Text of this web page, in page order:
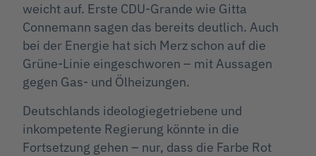
weicht auf. Erste CDU-Grande wie Gitta
Connemann sagen das bereits deutlich. Auch
bei der Energie hat sich Merz schon auf die
Grüne-Linie eingeschworen – mit Aussagen
gegen Gas- und Ölheizungen.
Deutschlands ideologiegetriebene und
inkompetente Regierung könnte in die
Fortsetzung gehen – nur, dass die Farbe Rot